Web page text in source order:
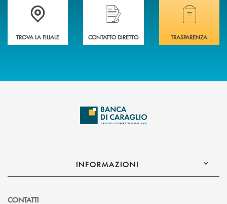
Accedi all' elenco completo delle filiali di Banca di Caraglio.
TROVA LA FILIALE
Hai bisogno di assistenza immediata?
CONTATTO DIRETTO
Hai bisogno di
TRASPARENZA
INFORMAZIONI
CONTATTI